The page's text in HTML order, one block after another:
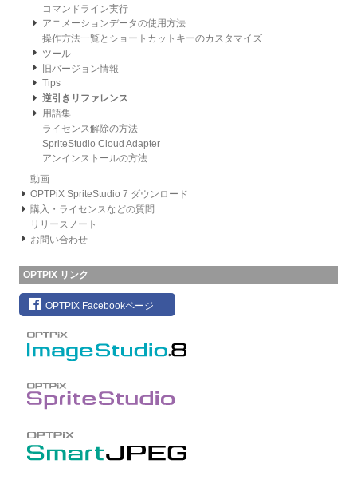
コマンドライン実行
アニメーションデータの使用方法
操作方法一覧とショートカットキーのカスタマイズ
ツール
旧バージョン情報
Tips
逆引きリファレンス
用語集
ライセンス解除の方法
SpriteStudio Cloud Adapter
アンインストールの方法
動画
OPTPiX SpriteStudio 7 ダウンロード
購入・ライセンスなどの質問
リリースノート
お問い合わせ
OPTPiX リンク
OPTPiX Facebookページ